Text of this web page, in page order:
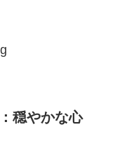
穏やかな心